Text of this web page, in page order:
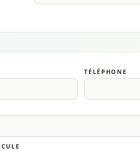
TÉLÉPHONE